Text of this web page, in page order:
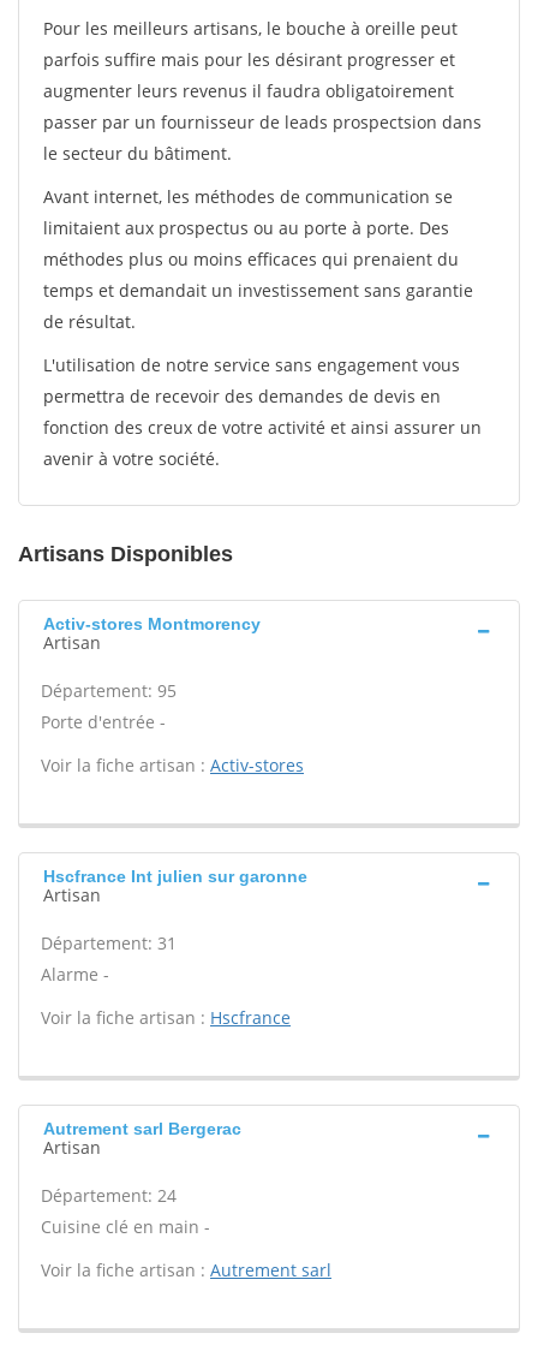
Pour les meilleurs artisans, le bouche à oreille peut
parfois suffire mais pour les désirant progresser et
augmenter leurs revenus il faudra obligatoirement
passer par un fournisseur de leads prospectsion dans
le secteur du bâtiment.
Avant internet, les méthodes de communication se
limitaient aux prospectus ou au porte à porte. Des
méthodes plus ou moins efficaces qui prenaient du
temps et demandait un investissement sans garantie
de résultat.
L'utilisation de notre service sans engagement vous
permettra de recevoir des demandes de devis en
fonction des creux de votre activité et ainsi assurer un
avenir à votre société.
Artisans Disponibles
Activ-stores Montmorency
Artisan
Département: 95
Porte d'entrée -
Voir la fiche artisan : Activ-stores
Hscfrance Int julien sur garonne
Artisan
Département: 31
Alarme -
Voir la fiche artisan : Hscfrance
Autrement sarl Bergerac
Artisan
Département: 24
Cuisine clé en main -
Voir la fiche artisan : Autrement sarl